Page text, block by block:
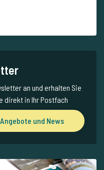
an und erhalten Sie
direkt in Ihr Postfach
und News